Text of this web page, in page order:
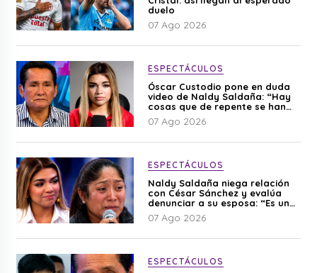
duelo
07 Ago 2026
ESPECTÁCULOS
Óscar Custodio pone en duda
video de Naldy Saldaña: “Hay
cosas que de repente se han
editado”
07 Ago 2026
ESPECTÁCULOS
Naldy Saldaña niega relación
con César Sánchez y evalúa
denunciar a su esposa: “Es una
difamación”
07 Ago 2026
ESPECTÁCULOS